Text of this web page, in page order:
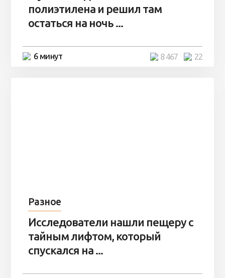
полиэтилена и решил там
остаться на ночь ...
6 минут 22
8 467
Разное
Исследователи нашли пещеру с
тайным лифтом, который
спускался на ...